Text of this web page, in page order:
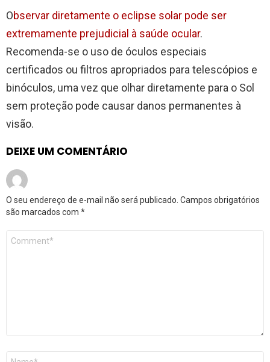
Observar diretamente o eclipse solar pode ser
extremamente prejudicial à saúde ocular.
Recomenda-se o uso de óculos especiais
certificados ou filtros apropriados para telescópios e
binóculos, uma vez que olhar diretamente para o Sol
sem proteção pode causar danos permanentes à
visão.
DEIXE UM COMENTÁRIO
O seu endereço de e-mail não será publicado. Campos obrigatórios
são marcados com *
Comentário
Nome